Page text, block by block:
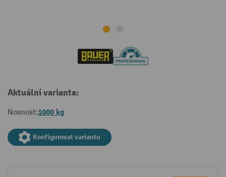
Aktuální varianta:
Nosnost:1000 kg
Konfigurovat variantu